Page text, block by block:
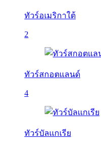
ทัวร์อเมริกาใต้
2
ทัวร์สกอตแลนด์
4
ทัวร์บัลเเกเรีย